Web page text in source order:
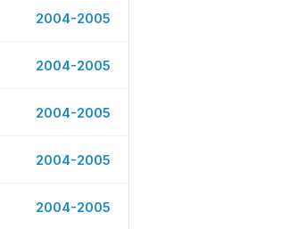
2004-2005
2004-2005
2004-2005
2004-2005
2004-2005